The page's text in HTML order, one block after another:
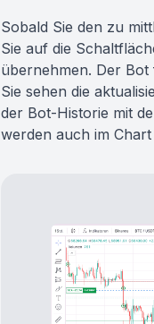
Sobald Sie den zu
Sie auf die
übernehmen. Der
Sie sehen die
der Bot-Historie mit
werden auch im Chart